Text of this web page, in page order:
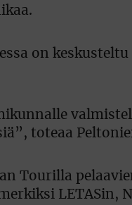
on keskusteltu
toteaa
Tourilla
LETASin,